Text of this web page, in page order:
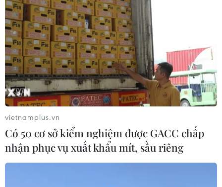
vietnamplus.vn
Có 50 cơ sở kiểm nghiệm được GACC chấp
nhận phục vụ xuất khẩu mít, sầu riêng